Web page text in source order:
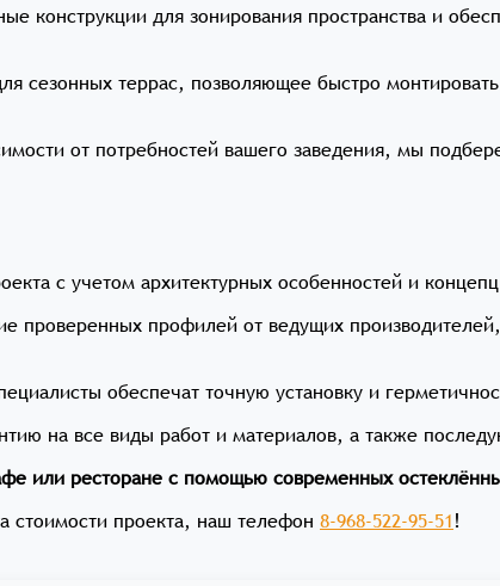
конструкции для зонирования пространства и
сезонных террас, позволяющее быстро
от потребностей вашего заведения, мы
с учетом архитектурных особенностей и
проверенных профилей от ведущих
обеспечат точную установку и
на все виды работ и материалов, а также
или ресторане с помощью современных
стоимости проекта, наш телефон 8-968-522-95-51!